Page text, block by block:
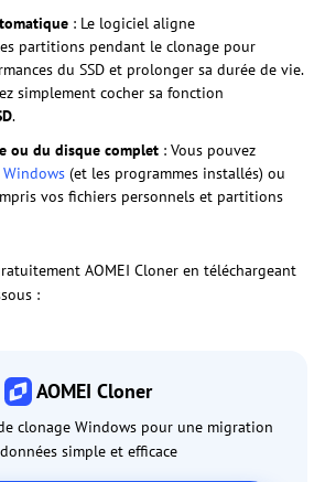
: Le logiciel aligne
partitions pendant le clonage pour
du SSD et prolonger sa durée de vie.
simplement cocher sa fonction
.
ou du disque complet : Vous pouvez
(et les programmes installés) ou
vos fichiers personnels et partitions
AOMEI Cloner en téléchargeant
:
AOMEI Cloner
clonage Windows pour une migration
simple et efficace